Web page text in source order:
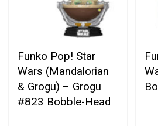
Funko Pop! Star
Wars (Mandalorian
& Grogu) – Grogu
#823 Bobble-Head